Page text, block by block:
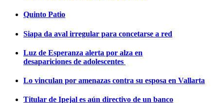
Quinto Patio
Siapa da aval irregular para concetarse a red
Luz de Esperanza alerta por alza en
desapariciones de adolescentes
Lo vinculan por amenazas contra su esposa en Vallarta
Titular de Ipejal es aún directivo de un banco